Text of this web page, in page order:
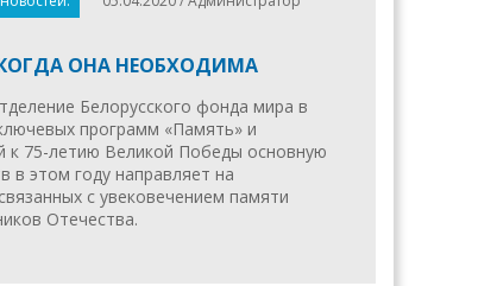
ОНА НЕОБХОДИМА
Белорусского фонда мира в
программ «Память» и
к 75-летию Великой Победы основную
в этом году направляет на
с увековечением памяти
Отечества.